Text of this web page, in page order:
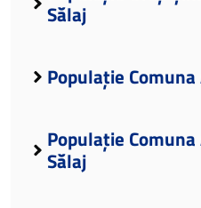
Sălaj
Populație
Populație
Sălaj